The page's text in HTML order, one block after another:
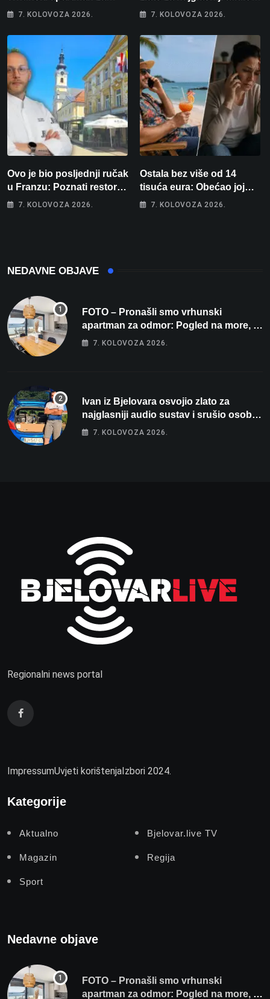
odmor: Pogled na more, tri
osvaja
7. KOLOVOZA 2026.
sustav i srušio osobni
7. KOLOVOZA 2026.
Ovo je bio posljednji ručak
u Franzu: Poznati restoran
otišao u povijest, a
7. KOLOVOZA 2026.
Ostala bez više od 14
tisuća eura: Obećao joj
auto za tjedan dana, a
7. KOLOVOZA 2026.
NEDAVNE OBJAVE
FOTO – Pronašli smo vrhunski
apartman za odmor: Pogled na more, tri
spavaće sobe i terasa koja osvaja
7. KOLOVOZA 2026.
Ivan iz Bjelovara osvojio zlato za
najglasniji audio sustav i srušio osobni
rekord od čak 145,9 dB!
7. KOLOVOZA 2026.
Regionalni news portal
ImpressumUvjeti korištenjaIzbori 2024.
Kategorije
Aktualno Bjelovar.live TV
Magazin Regija
Sport
Nedavne objave
FOTO – Pronašli smo vrhunski
apartman za odmor: Pogled na more, tri